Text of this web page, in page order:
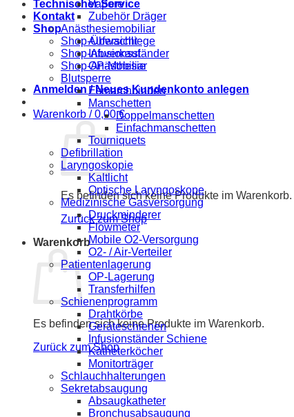
Technischer Service
Kontakt
Shop
Shop-Übersicht
Shop-Abverkauf
Shop-Anästhesie
Anmelden / Neues Kundenkonto anlegen
Warenkorb /0,00€
Es befinden sich keine Produkte im Warenkorb.
Zurück zum Shop
Warenkorb
Es befinden sich keine Produkte im Warenkorb.
Zurück zum Shop
Vapore
Zubehör Dräger
Anästhesiemobiliar
Aufwachliege
Infusionsständer
OP-Mobiliar
Blutsperre
Esmarchbinden
Manschetten
Doppelmanschetten
Einfachmanschetten
Tourniquets
Defibrillation
Laryngoskopie
Kaltlicht
Optische Laryngoskope
Medizinische Gasversorgung
Druckminderer
Flowmeter
Mobile O2-Versorgung
O2- / Air-Verteiler
Patientenlagerung
OP-Lagerung
Transferhilfen
Schienenprogramm
Drahtkörbe
Geräteschienen
Infusionständer Schiene
Katheterköcher
Monitorträger
Schlauchhalterungen
Sekretabsaugung
Absaugkatheter
Bronchusabsaugung